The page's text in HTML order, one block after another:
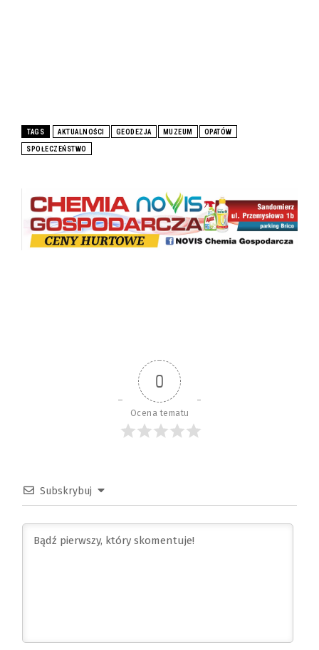
TAGS AKTUALNOŚCI GEODEZJA MUZEUM OPATÓW
SPOŁECZEŃSTWO
0
Ocena tematu
Subskrybuj